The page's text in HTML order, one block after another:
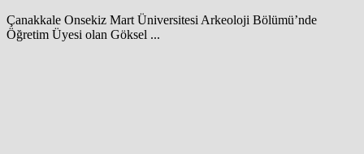
Çanakkale Onsekiz Mart Üniversitesi Arkeoloji Bölümü’nde
Öğretim Üyesi olan Göksel ...